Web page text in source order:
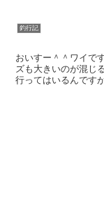
釣行記
おいすー＾＾ワイで
ズも大きいのが混じ
行ってはいるんです